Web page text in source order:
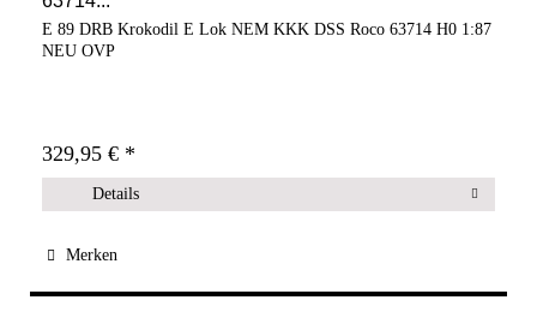
E 89 DRB Krokodil E Lok NEM KKK DSS Roco 63714 H0 1:87
NEU OVP
329,95 € *
Details
Merken